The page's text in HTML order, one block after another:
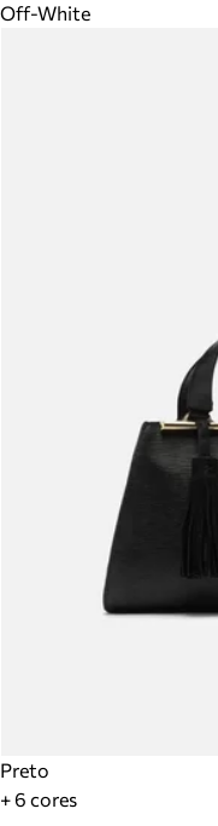
Off-White
Preto
+ 6 cores